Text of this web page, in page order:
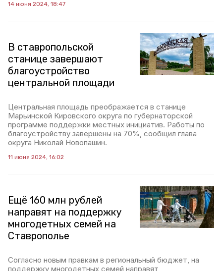
14 июня 2024, 18:47
В ставропольской
станице завершают
благоустройство
центральной площади
Центральная площадь преображается в станице
Марьинской Кировского округа по губернаторской
программе поддержки местных инициатив. Работы по
благоустройству завершены на 70%, сообщил глава
округа Николай Новопашин.
11 июня 2024, 16:02
Ещё 160 млн рублей
направят на поддержку
многодетных семей на
Ставрополье
Согласно новым правкам в региональный бюджет, на
поддержку многодетных семей направят